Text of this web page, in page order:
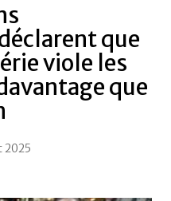
que
viole les
que
2025